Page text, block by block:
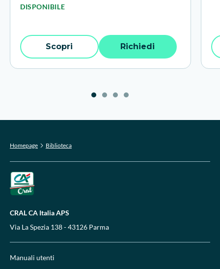
DISPONIBILE
Scopri Richiedi
Homepage Biblioteca
CRAL CA Italia APS
Via La Spezia 138 - 43126 Parma
Manuali utenti